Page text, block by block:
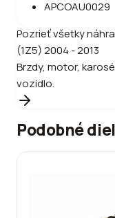
APCOAU0029
Pozrieť všetky
(1Z5) 2004 - 2013
Brzdy, motor,
vozidlo.
Podobné